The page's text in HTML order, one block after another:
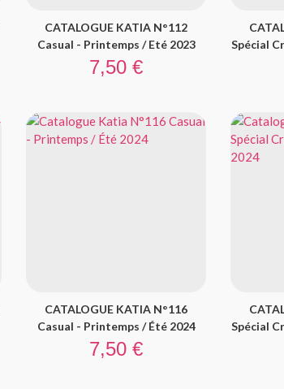
CATALOGUE KATIA N°112
Casual - Printemps / Eté 2023
Prix
7,50 €
Spécial
CATALOGUE KATIA N°116
Casual - Printemps / Été 2024
Prix
7,50 €
Spécial